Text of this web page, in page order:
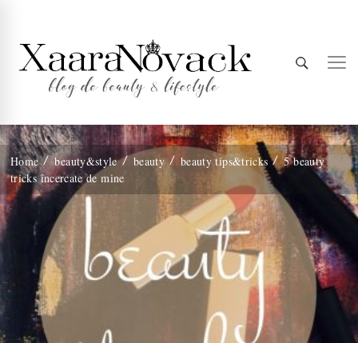
Xaara
Novack
Home beauty&style beauty beauty tips&tricks
5 beauty
tricks încercate de mine